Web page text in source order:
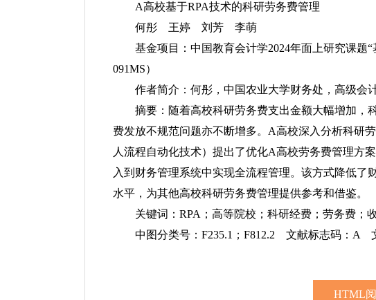
A高校基于RPA技术的科研劳务费管理
何彤 王婷 刘芳 李萌
基金项目：中国教育会计学2024年面上研究课
091MS）
作者简介：何彤，中国农业大学财务处，高级会
摘要：随着高校科研劳务费支出金额大幅增加，
费发放不规范问题亦不断增多。A高校深入分析科研
人流程自动化技术）提出了优化A高校劳务费管理方
入到财务管理系统中实现全流程管理。该方式降低
水平，为其他高校科研劳务费管理提供参考和借鉴。
关键词：RPA；高等院校；科研经费；劳务费；
中图分类号：F235.1；F812.2 文献标志码：A
HTML